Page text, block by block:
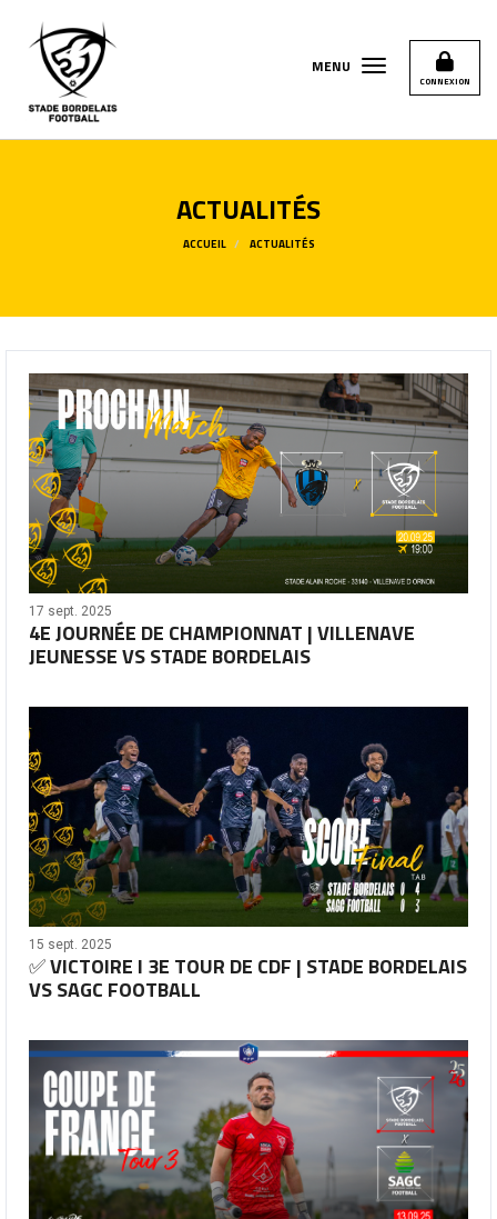
CONNEXION
MENU
ACTUALITÉS
ACCUEIL ACTUALITÉS
17 sept. 2025
4E JOURNÉE DE CHAMPIONNAT | VILLENAVE
JEUNESSE VS STADE BORDELAIS
15 sept. 2025
✅ VICTOIRE I 3E TOUR DE CDF | STADE BORDELAIS
VS SAGC FOOTBALL